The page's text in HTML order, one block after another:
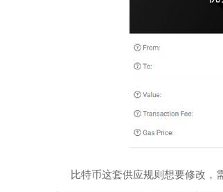
比特币这套供应规则想要修改，